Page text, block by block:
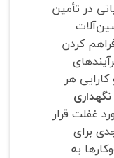
در تأمین
کردن
کارایی هر
نگهداری
غفلت قرار
برای
به